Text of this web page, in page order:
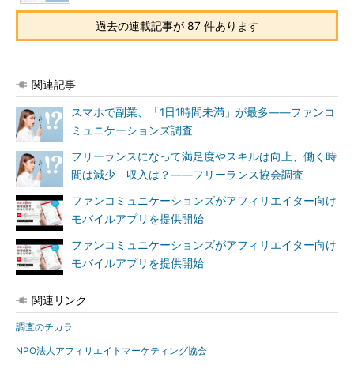
過去の連載記事が 87 件あります
関連記事
スマホで副業、「1日1時間未満」が最多――ファンコ
ミュニケーションズ調査
フリーランスになって満足度やスキルは向上、働く時
間は減少 収入は？――フリーランス協会調査
ファンコミュニケーションズがアフィリエイター向け
モバイルアプリを提供開始
ファンコミュニケーションズがアフィリエイター向け
モバイルアプリを提供開始
関連リンク
調査のチカラ
NPO法人アフィリエイトマーケティング協会